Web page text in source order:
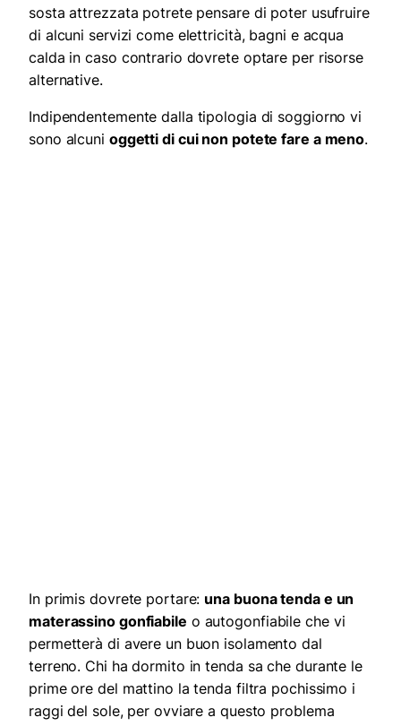
sosta attrezzata potrete pensare di poter usufruire
di alcuni servizi come elettricità, bagni e acqua
calda in caso contrario dovrete optare per risorse
alternative.
Indipendentemente dalla tipologia di soggiorno vi
sono alcuni oggetti di cui non potete fare a meno.
In primis dovrete portare: una buona tenda e un
materassino gonfiabile o autogonfiabile che vi
permetterà di avere un buon isolamento dal
terreno. Chi ha dormito in tenda sa che durante le
prime ore del mattino la tenda filtra pochissimo i
raggi del sole, per ovviare a questo problema